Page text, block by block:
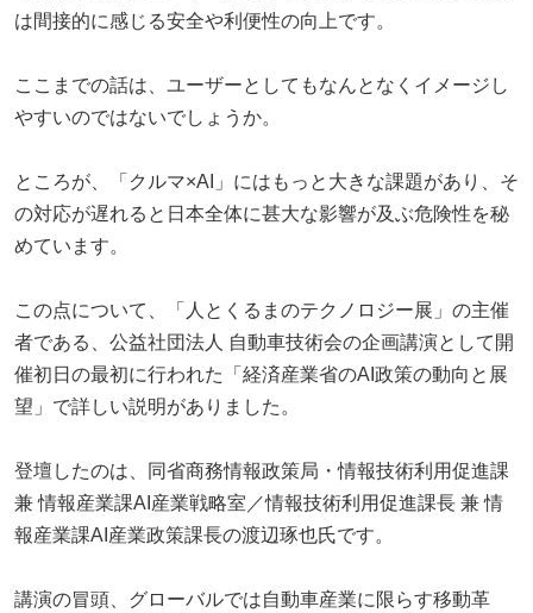
は間接的に感じる安全や利便性の向上です。
ここまでの話は、ユーザーとしてもなんとなくイメージし
やすいのではないでしょうか。
ところが、「クルマ×AI」にはもっと大きな課題があり、そ
の対応が遅れると日本全体に甚大な影響が及ぶ危険性を秘
めています。
この点について、「人とくるまのテクノロジー展」の主催
者である、公益社団法人 自動車技術会の企画講演として開
催初日の最初に行われた「経済産業省のAI政策の動向と展
望」で詳しい説明がありました。
登壇したのは、同省商務情報政策局・情報技術利用促進課
兼 情報産業課AI産業戦略室／情報技術利用促進課長 兼 情
報産業課AI産業政策課長の渡辺琢也氏です。
講演の冒頭、グローバルでは自動車産業に限らす移動革